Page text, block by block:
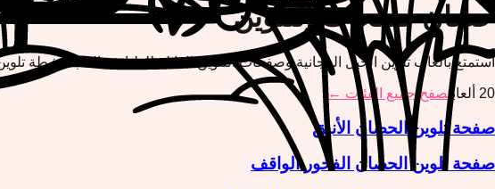
حصان صفحات التلوين
استمتع بألعاب تلوين الخيل المجانية وصفحات التلوين القابلة للطباعة. العب أنشطة
20 ألعاب تصفح جميع الفئات ←
صفحة تلوين الحصان الأنيق
صفحة تلوين الحصان الفخور الواقف